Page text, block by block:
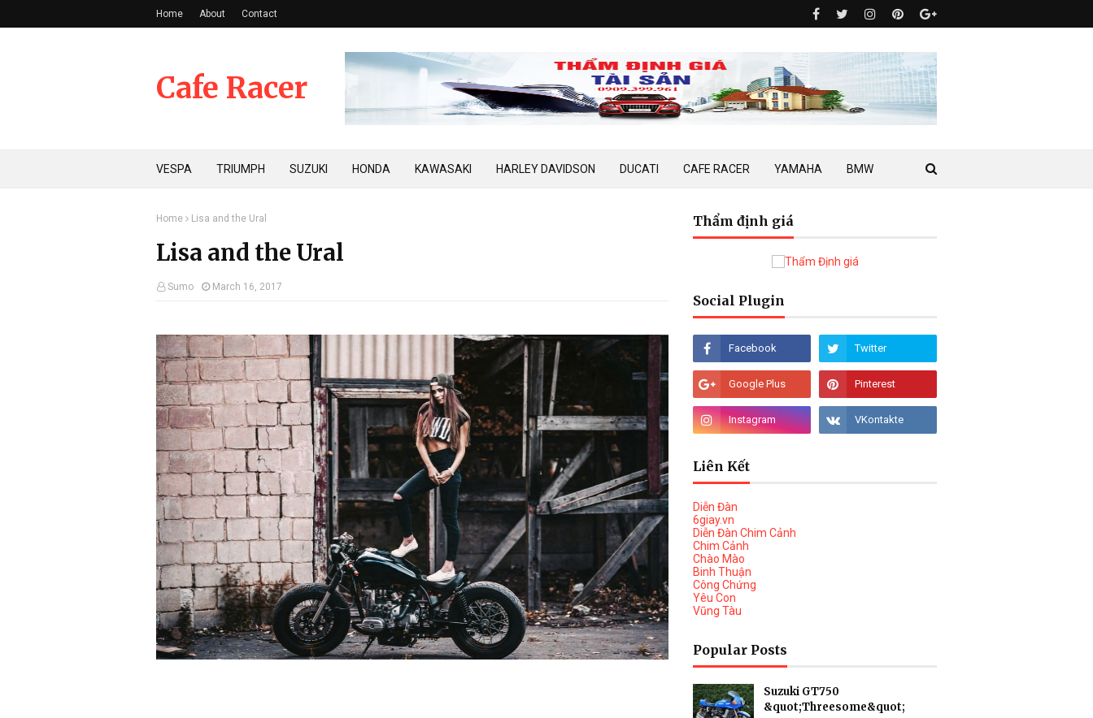
Home About Contact
Cafe Racer
VESPA TRIUMPH SUZUKI HONDA KAWASAKI HARLEY DAVIDSON DUCATI CAFE RACER YAMAHA BMW
Home Lisa and the Ural
Lisa and the Ural
Sumo March 16, 2017
Thẩm định giá
Social Plugin
Liên Kết
Diễn Đàn
6giay.vn
Diễn Đàn Chim Cảnh
Chim Cảnh
Chào Mào
Binh Thuận
Công Chứng
Yêu Con
Vũng Tàu
Popular Posts
Suzuki GT750
&quot;Threesome&quot;